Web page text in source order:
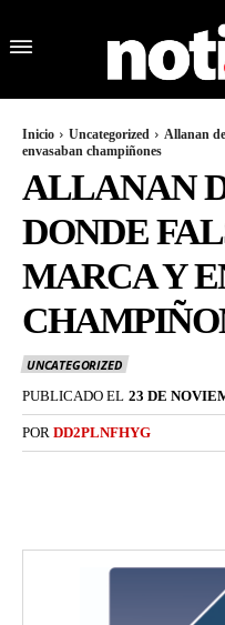
Inicio Uncategorized
Allanan
envasaban champiñones
ALLANAN
DONDE
MARCA Y
UNCATEGORIZED
PUBLICADO EL 23 DE
POR DD2PLNFHYG